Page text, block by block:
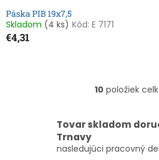
Páska PIB 19x7,5
Skladom (4 ks) Kód: E 7171
€4,31
O
á
a
10 položiek
Tovar skladom
Trnavy
nasledujúci pracovný